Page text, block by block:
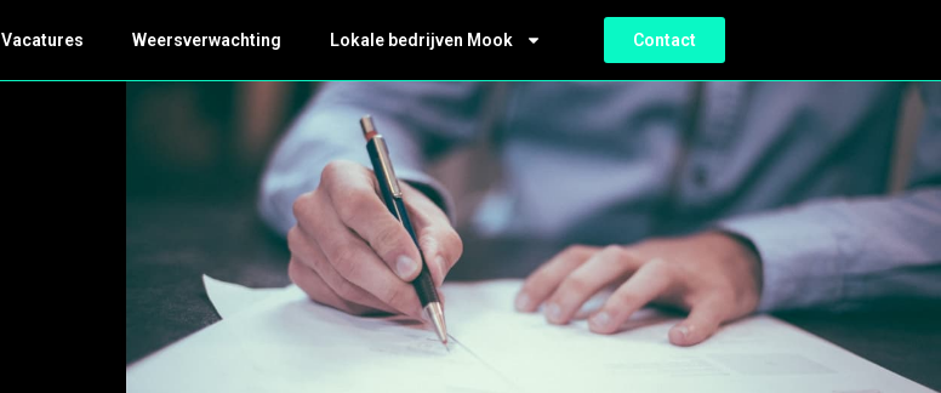
Vacatures Weersverwachting Lokale bedrijven Mook Contact